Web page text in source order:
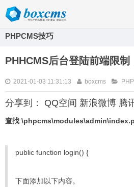
PHPCMS技巧
PHHCMS后台登陆前端限
2021-01-03 11:31:13 boxcms
分享到： QQ空间 新浪微博 腾
查找
public function login() {
下面添加以下内容。